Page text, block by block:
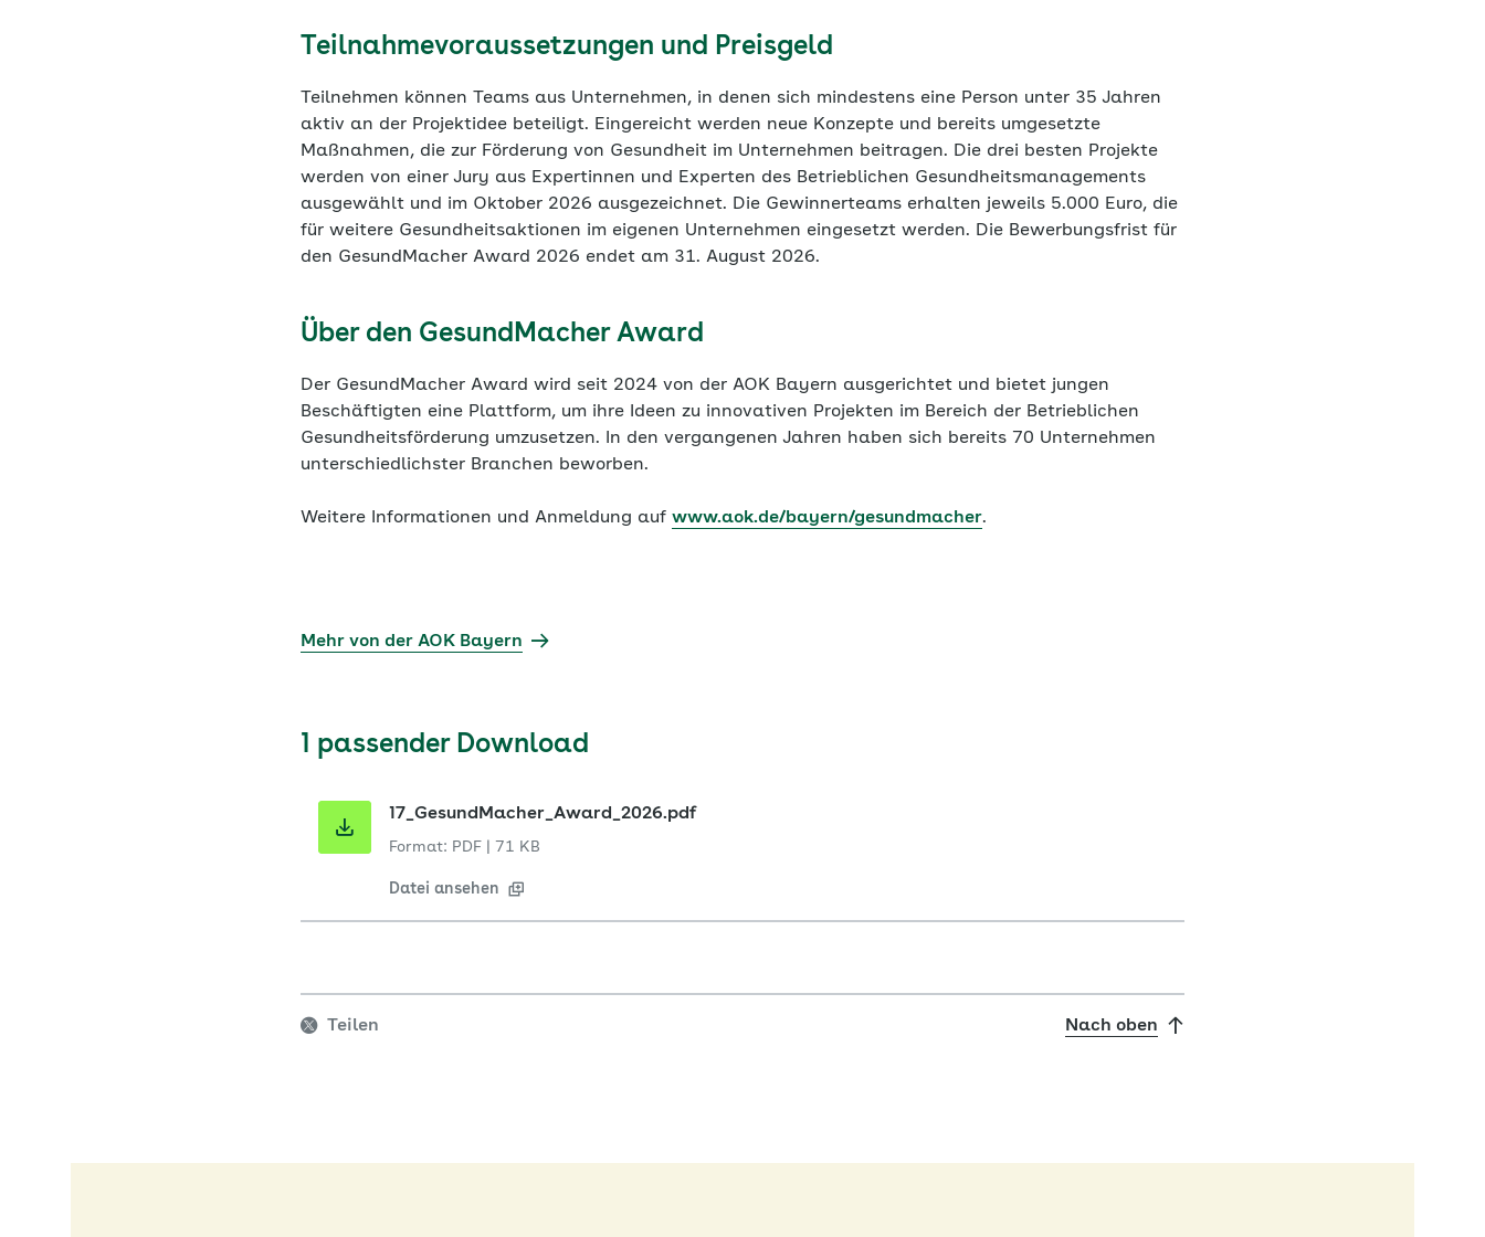
Teilnahmevoraussetzungen und Preisgeld
Teilnehmen können Teams aus Unternehmen, in denen sich mindestens eine Person unter 35 Jahren
aktiv an der Projektidee beteiligt. Eingereicht werden neue Konzepte und bereits umgesetzte
Maßnahmen, die zur Förderung von Gesundheit im Unternehmen beitragen. Die drei besten Projekte
werden von einer Jury aus Expertinnen und Experten des Betrieblichen Gesundheitsmanagements
ausgewählt und im Oktober 2026 ausgezeichnet. Die Gewinnerteams erhalten jeweils 5.000 Euro, die
für weitere Gesundheitsaktionen im eigenen Unternehmen eingesetzt werden. Die Bewerbungsfrist für
den GesundMacher Award 2026 endet am 31. August 2026.
Über den GesundMacher Award
Der GesundMacher Award wird seit 2024 von der AOK Bayern ausgerichtet und bietet jungen
Beschäftigten eine Plattform, um ihre Ideen zu innovativen Projekten im Bereich der Betrieblichen
Gesundheitsförderung umzusetzen. In den vergangenen Jahren haben sich bereits 70 Unternehmen
unterschiedlichster Branchen beworben.
Weitere Informationen und Anmeldung auf www.aok.de/bayern/gesundmacher.
Mehr von der AOK Bayern
1 passender Download
17_GesundMacher_Award_2026.pdf
Format: PDF 71 KB
Datei ansehen
Teilen Nach oben